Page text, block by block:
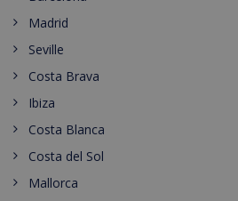
Madrid
Seville
Costa Brava
Ibiza
Costa Blanca
Costa del Sol
Mallorca